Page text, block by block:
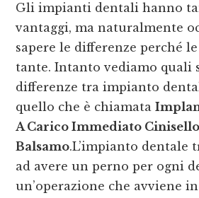
Gli impianti dentali hanno
vantaggi, ma naturalmente
sapere le differenze perché
tante. Intanto vediamo quali
differenze tra impianto
quello che è chiamata
A Carico Immediato Cinisello
Balsamo.L’impianto dentale
ad avere un perno per ogni
un’operazione che avviene